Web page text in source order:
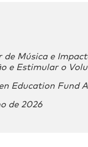
de Música e
e Estimular o
Education Fund
de 2026